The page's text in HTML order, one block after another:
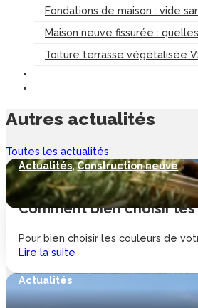
Fondations de maison : vide
Maison neuve fissurée :
Toiture terrasse végétalisée
Autres actualités
Toutes les actualités
Actualités,Construction neuve
Comment bien choisir
Pour bien choisir les couleurs de
Lire la suite
Actualités